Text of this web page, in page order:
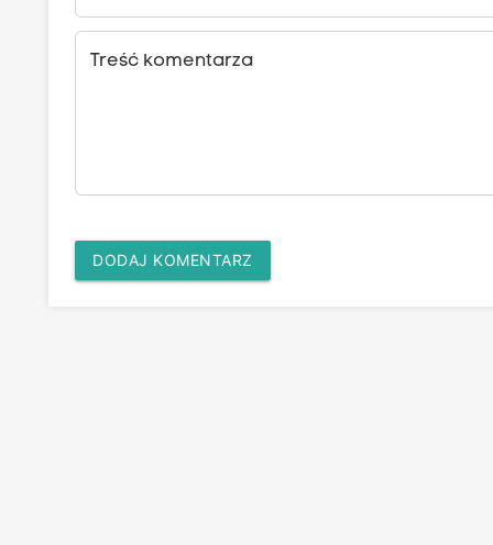
Treść komentarza
DODAJ KOMENTARZ